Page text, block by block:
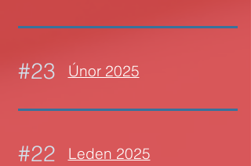
#23 Únor 2025
#22 Leden 2025